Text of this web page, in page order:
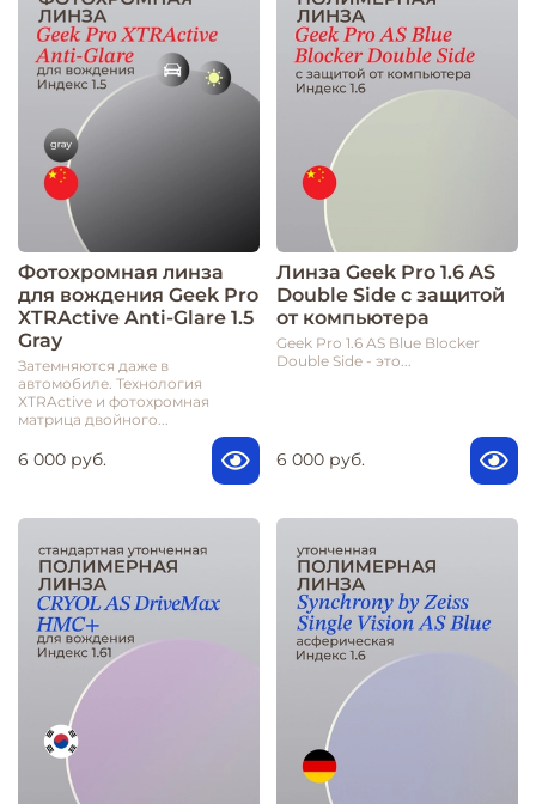
Фотохромная линза
для вождения Geek Pro
XTRActive Anti-Glare 1.5
Gray
Затемняются даже в
автомобиле. Технология
XTRActive и фотохромная
матрица двойного...
6 000 руб.
Линза Geek Pro 1.6 AS
Double Side с защитой
от компьютера
Geek Pro 1.6 AS Blue Blocker
Double Side - это...
6 000 руб.